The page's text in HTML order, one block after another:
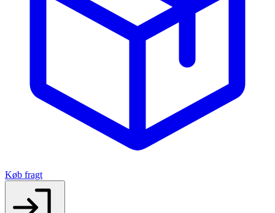
Køb fragt